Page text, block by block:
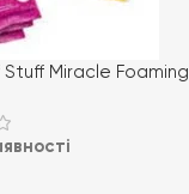
Stuff Miracle Foaming
порошок для